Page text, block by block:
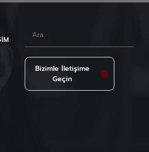
Bizimle İletişime
Geçin